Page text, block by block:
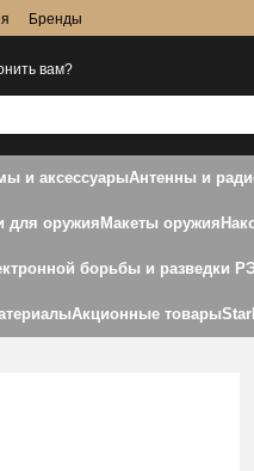
Бренды
вам?
и аксессуарыАнтенны и
для оружия Макеты оружия
борьбы и разведки
Акционные товары